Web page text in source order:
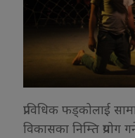
प्राविधिक फड्कोलाई
विकासका निम्ति प्रयोग